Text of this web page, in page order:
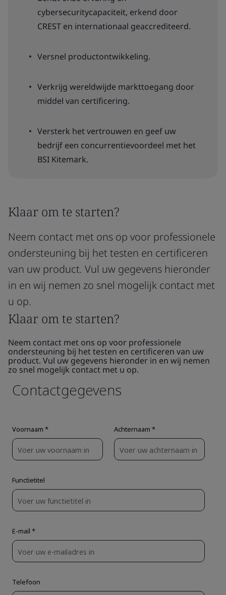
cybersecuritycapaciteit, erkend door
CREST en internationaal geaccrediteerd.
Versnel productontwikkeling.
Verkrijg wereldwijde markttoegang door
middel van certificering.
Versterk het vertrouwen en geef uw
bedrijf een concurrentievoordeel met het
BSI Kitemark.
Klaar om te starten?
Neem contact met ons op voor professionele
ondersteuning bij het testen en certificeren
van uw product. Vul uw gegevens hieronder
in en wij nemen zo snel mogelijk contact met
u op.
Klaar om te starten?
Neem contact met ons op voor professionele
ondersteuning bij het testen en certificeren van uw
product. Vul uw gegevens hieronder in en wij nemen
zo snel mogelijk contact met u op.